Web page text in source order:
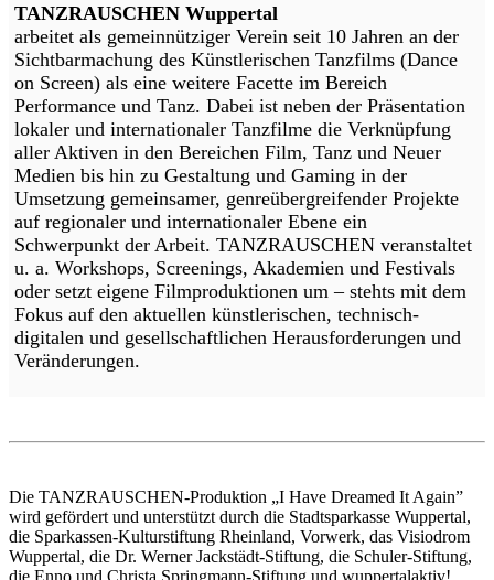
TANZRAUSCHEN Wuppertal
arbeitet als gemeinnütziger Verein seit 10 Jahren an der
Sichtbarmachung des Künstlerischen Tanzfilms (Dance
on Screen) als eine weitere Facette im Bereich
Performance und Tanz. Dabei ist neben der Präsentation
lokaler und internationaler Tanzfilme die Verknüpfung
aller Aktiven in den Bereichen Film, Tanz und Neuer
Medien bis hin zu Gestaltung und Gaming in der
Umsetzung gemeinsamer, genreübergreifender Projekte
auf regionaler und internationaler Ebene ein
Schwerpunkt der Arbeit. TANZRAUSCHEN veranstaltet
u. a. Workshops, Screenings, Akademien und Festivals
oder setzt eigene Filmproduktionen um – stehts mit dem
Fokus auf den aktuellen künstlerischen, technisch-
digitalen und gesellschaftlichen Herausforderungen und
Veränderungen.
Die TANZRAUSCHEN-Produktion „I Have Dreamed It Again”
wird gefördert und unterstützt durch die Stadtsparkasse Wuppertal,
die Sparkassen-Kulturstiftung Rheinland, Vorwerk, das Visiodrom
Wuppertal, die Dr. Werner Jackstädt-Stiftung, die Schuler-Stiftung,